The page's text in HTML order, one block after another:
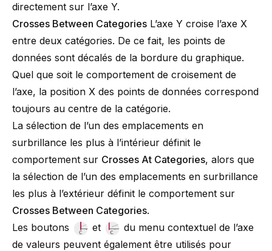
directement sur l’axe Y.
Crosses Between Categories L’axe Y croise l’axe X
entre deux catégories. De ce fait, les points de
données sont décalés de la bordure du graphique.
Quel que soit le comportement de croisement de
l’axe, la position X des points de données correspond
toujours au centre de la catégorie.
La sélection de l’un des emplacements en
surbrillance les plus à l’intérieur définit le
comportement sur Crosses At Categories, alors que
la sélection de l’un des emplacements en surbrillance
les plus à l’extérieur définit le comportement sur
Crosses Between Categories.
Les boutons
et
du menu contextuel de l’axe
de valeurs peuvent également être utilisés pour